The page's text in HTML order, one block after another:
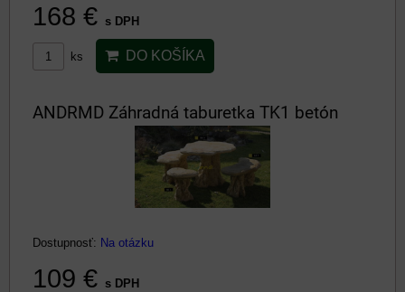
168 € s DPH
ks DO KOŠÍKA
ANDRMD Záhradná taburetka TK1 betón
Dostupnosť: Na otázku
109 € s DPH